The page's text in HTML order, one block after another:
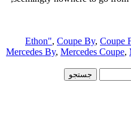
, Coupe By, Coupe
Mercedes By, Mercedes Coupe,